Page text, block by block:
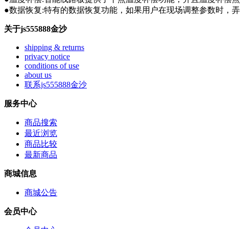
●数据恢复:特有的数据恢复功能，如果用户在现场调整参数时，
关于js555888金沙
shipping & returns
privacy notice
conditions of use
about us
联系js555888金沙
服务中心
商品搜索
最近浏览
商品比较
最新商品
商城信息
商城公告
会员中心